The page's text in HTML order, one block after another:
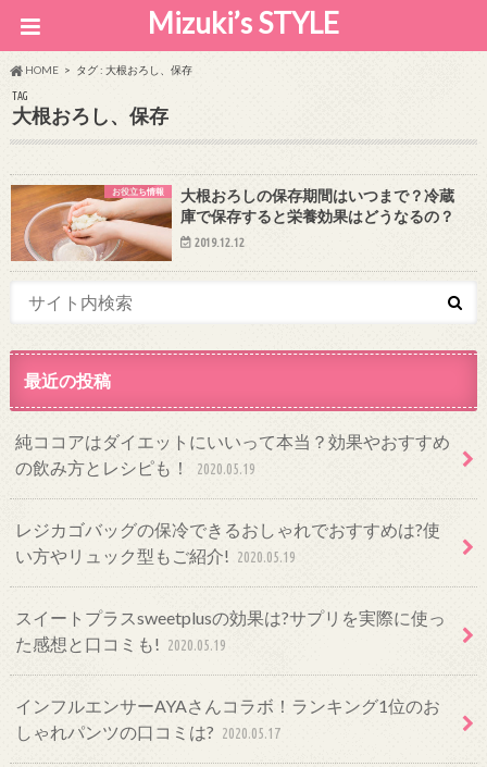
Mizuki’s STYLE
HOME タグ : 大根おろし、保存
TAG
大根おろし、保存
お役立ち情報
大根おろしの保存期間はいつまで？冷蔵
庫で保存すると栄養効果はどうなるの？
2019.12.12
最近の投稿
純ココアはダイエットにいいって本当？効果やおすすめ
の飲み方とレシピも！
2020.05.19
レジカゴバッグの保冷できるおしゃれでおすすめは?使
い方やリュック型もご紹介! 2020.05.19
スイートプラスsweetplusの効果は?サプリを実際に使っ
た感想と口コミも! 2020.05.19
インフルエンサーAYAさんコラボ！ランキング1位のお
しゃれパンツの口コミは? 2020.05.17